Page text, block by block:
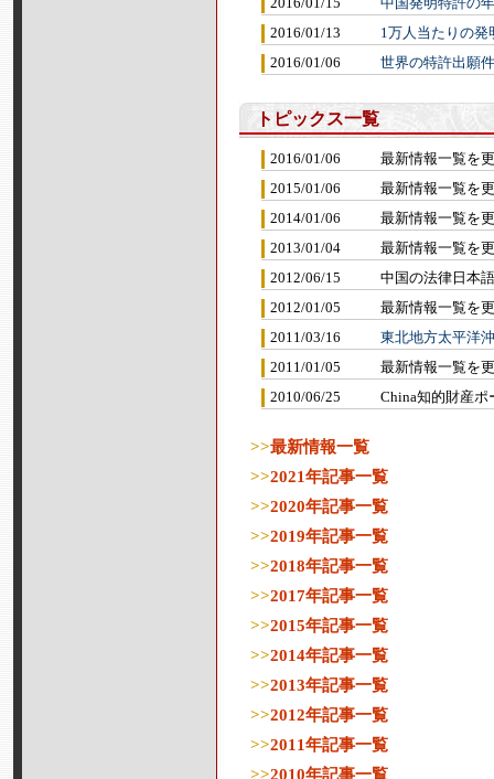
2016/01/15
中国発明特許の
2016/01/13
1万人当たりの発
2016/01/06
世界の特許出願
トピックス一覧
2016/01/06
最新情報一覧を
2015/01/06
最新情報一覧を
2014/01/06
最新情報一覧を
2013/01/04
最新情報一覧を
2012/06/15
中国の法律日本
2012/01/05
最新情報一覧を
2011/03/16
東北地方太平洋
2011/01/05
最新情報一覧を
2010/06/25
China知的財産
>>最新情報一覧
>>2021年記事一覧
>>2020年記事一覧
>>2019年記事一覧
>>2018年記事一覧
>>2017年記事一覧
>>2015年記事一覧
>>2014年記事一覧
>>2013年記事一覧
>>2012年記事一覧
>>2011年記事一覧
>>2010年記事一覧